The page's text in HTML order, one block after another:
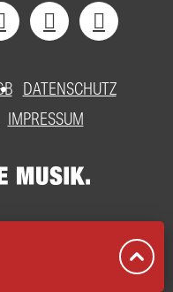
DATENSCHUTZ
IMPRESSUM